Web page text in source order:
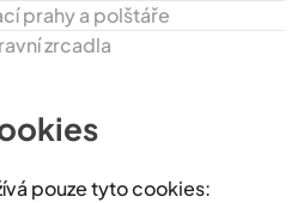
prahy a polštáře
zrcadla
pouze tyto cookies: